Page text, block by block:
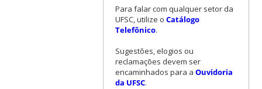
Para falar com qualquer setor da
UFSC, utilize o Catálogo
Telefônico.
Sugestões, elogios ou
reclamações devem ser
encaminhados para a Ouvidoria
da UFSC.